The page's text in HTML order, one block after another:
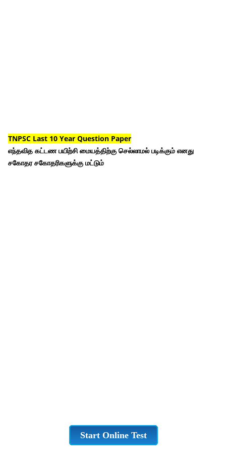
TNPSC Last 10 Year Question Paper
எந்தவித கட்டண பயிற்சி மையத்திற்கு செல்லாமல் படிக்கும் எனது
சகோதர சகோதரிகளுக்கு மட்டும்
Start Online Test